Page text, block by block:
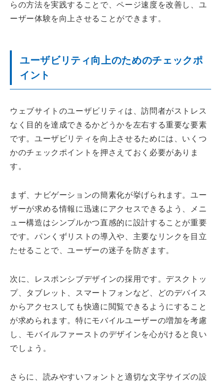
らの方法を実践することで、ページ速度を改善し、ユ
ーザー体験を向上させることができます。
ユーザビリティ向上のためのチェックポ
イント
ウェブサイトのユーザビリティは、訪問者がストレス
なく目的を達成できるかどうかを左右する重要な要素
です。ユーザビリティを向上させるためには、いくつ
かのチェックポイントを押さえておく必要がありま
す。
まず、ナビゲーションの簡素化が挙げられます。ユー
ザーが求める情報に迅速にアクセスできるよう、メニ
ュー構造はシンプルかつ直感的に設計することが重要
です。パンくずリストの導入や、主要なリンクを目立
たせることで、ユーザーの迷子を防ぎます。
次に、レスポンシブデザインの採用です。デスクトッ
プ、タブレット、スマートフォンなど、どのデバイス
からアクセスしても快適に閲覧できるようにすること
が求められます。特にモバイルユーザーの増加を考慮
し、モバイルファーストのデザインを心がけると良い
でしょう。
さらに、読みやすいフォントと適切な文字サイズの設